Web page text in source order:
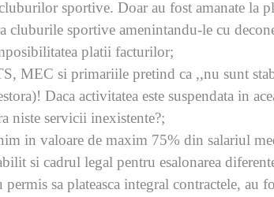
sportive. Doar au fost amanate la
sportive amenintandu-le cu
platii facturilor;
MEC si primariile pretind ca ,,nu sunt
Daca activitatea este suspendata in
niste servicii inexistente?;
in valoare de maxim 75% din salariul
si cadrul legal pentru esalonarea
sa plateasca integral contractele, au